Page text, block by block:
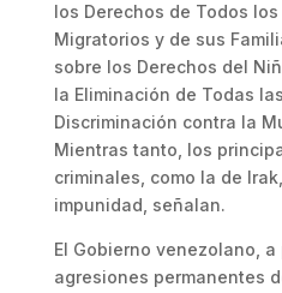
los Derechos de Todos
Migratorios y de sus
sobre los Derechos del
la Eliminación de Todas
Discriminación contra la
Mientras tanto, los
criminales, como la de
impunidad, señalan.
El Gobierno venezolano,
agresiones permanentes